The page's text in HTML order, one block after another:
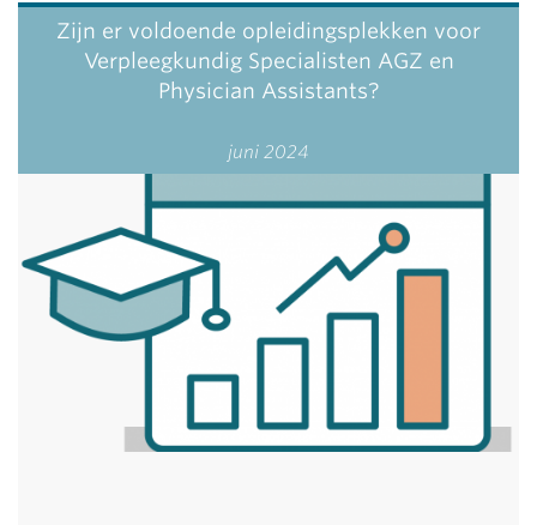
Zijn er voldoende opleidingsplekken voor
Verpleegkundig Specialisten AGZ en
Physician Assistants?
juni 2024